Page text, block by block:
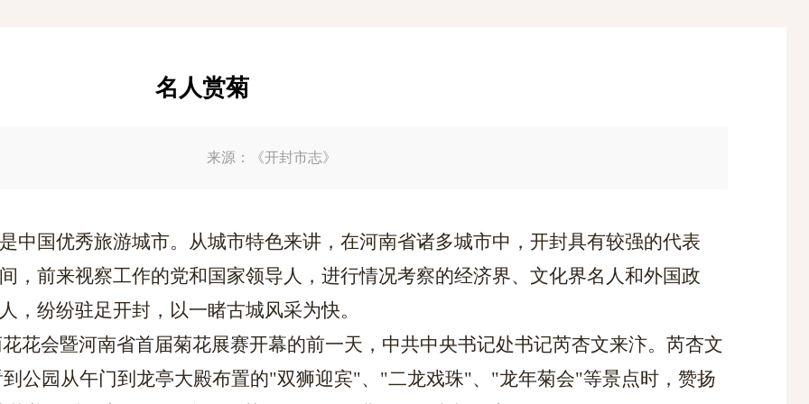
名人赏菊
来源：《开封市志》
中国优秀旅游城市。从城市特色来讲，在河南省诸多城市中，开封具有较强的代表
，前来视察工作的党和国家领导人，进行情况考察的经济界、文化界名人和外国政
，纷纷驻足开封，以一睹古城风采为快。
花会暨河南省首届菊花展赛开幕的前一天，中共中央书记处书记芮杏文来汴。芮杏文
公园从午门到龙亭大殿布置的"双狮迎宾"、"二龙戏珠"、"龙年菊会"等景点时，赞扬